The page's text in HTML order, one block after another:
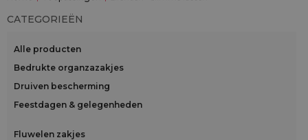
CATEGORIEËN
Alle producten
Bedrukte organzazakjes
Druiven bescherming
Feestdagen & gelegenheden
Fluwelen zakjes